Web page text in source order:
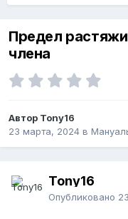
Предел
члена
Автор Tony16
23 марта, 2024 в
Tony16
Опубликовано